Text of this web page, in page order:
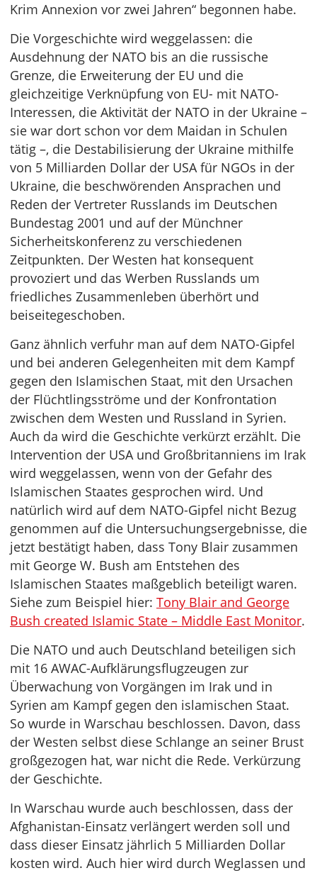
Krim Annexion vor zwei Jahren“ begonnen habe.
Die Vorgeschichte wird weggelassen: die
Ausdehnung der NATO bis an die russische
Grenze, die Erweiterung der EU und die
gleichzeitige Verknüpfung von EU- mit NATO-
Interessen, die Aktivität der NATO in der Ukraine –
sie war dort schon vor dem Maidan in Schulen
tätig –, die Destabilisierung der Ukraine mithilfe
von 5 Milliarden Dollar der USA für NGOs in der
Ukraine, die beschwörenden Ansprachen und
Reden der Vertreter Russlands im Deutschen
Bundestag 2001 und auf der Münchner
Sicherheitskonferenz zu verschiedenen
Zeitpunkten. Der Westen hat konsequent
provoziert und das Werben Russlands um
friedliches Zusammenleben überhört und
beiseitegeschoben.
Ganz ähnlich verfuhr man auf dem NATO-Gipfel
und bei anderen Gelegenheiten mit dem Kampf
gegen den Islamischen Staat, mit den Ursachen
der Flüchtlingsströme und der Konfrontation
zwischen dem Westen und Russland in Syrien.
Auch da wird die Geschichte verkürzt erzählt. Die
Intervention der USA und Großbritanniens im Irak
wird weggelassen, wenn von der Gefahr des
Islamischen Staates gesprochen wird. Und
natürlich wird auf dem NATO-Gipfel nicht Bezug
genommen auf die Untersuchungsergebnisse, die
jetzt bestätigt haben, dass Tony Blair zusammen
mit George W. Bush am Entstehen des
Islamischen Staates maßgeblich beteiligt waren.
Siehe zum Beispiel hier: Tony Blair and George
Bush created Islamic State – Middle East Monitor.
Die NATO und auch Deutschland beteiligen sich
mit 16 AWAC-Aufklärungsflugzeugen zur
Überwachung von Vorgängen im Irak und in
Syrien am Kampf gegen den islamischen Staat.
So wurde in Warschau beschlossen. Davon, dass
der Westen selbst diese Schlange an seiner Brust
großgezogen hat, war nicht die Rede. Verkürzung
der Geschichte.
In Warschau wurde auch beschlossen, dass der
Afghanistan-Einsatz verlängert werden soll und
dass dieser Einsatz jährlich 5 Milliarden Dollar
kosten wird. Auch hier wird durch Weglassen und